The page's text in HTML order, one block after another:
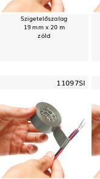
Szigetelőszalag
19 mm x 20 m
zöld
11097SI